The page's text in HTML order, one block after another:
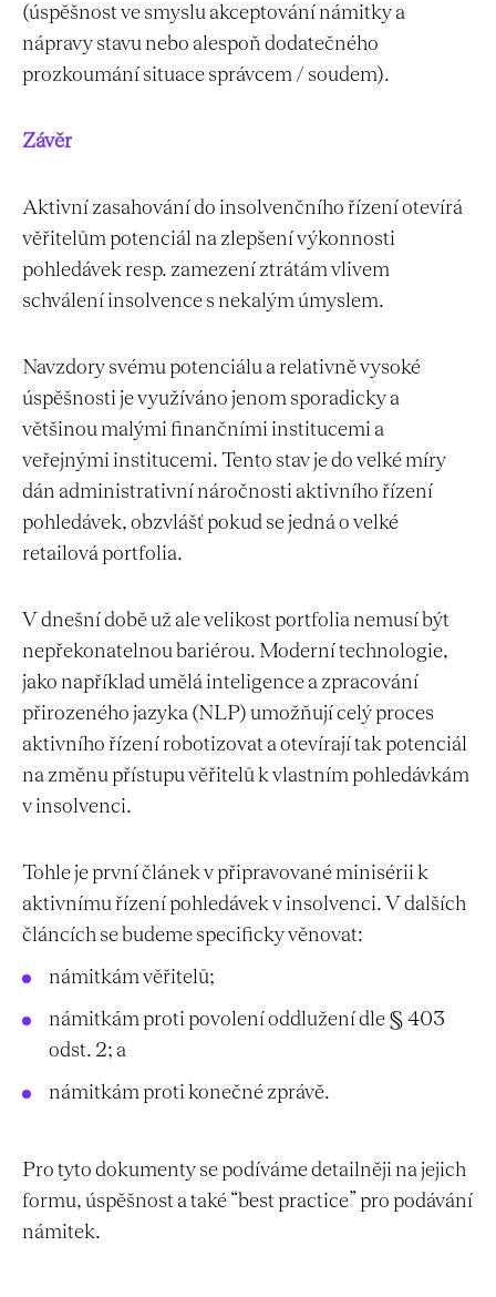
(úspěšnost ve smyslu akceptování námitky a
nápravy stavu nebo alespoň dodatečného
prozkoumání situace správcem / soudem).
Závěr
Aktivní zasahování do insolvenčního řízení otevírá
věřitelům potenciál na zlepšení výkonnosti
pohledávek resp. zamezení ztrátám vlivem
schválení insolvence s nekalým úmyslem.
Navzdory svému potenciálu a relativně vysoké
úspěšnosti je využíváno jenom sporadicky a
většinou malými finančními institucemi a
veřejnými institucemi. Tento stav je do velké míry
dán administrativní náročnosti aktivního řízení
pohledávek, obzvlášť pokud se jedná o velké
retailová portfolia.
V dnešní době už ale velikost portfolia nemusí být
nepřekonatelnou bariérou. Moderní technologie,
jako například umělá inteligence a zpracování
přirozeného jazyka (NLP) umožňují celý proces
aktivního řízení robotizovat a otevírají tak potenciál
na změnu přístupu věřitelů k vlastním pohledávkám
v insolvenci.
Tohle je první článek v připravované minisérii k
aktivnímu řízení pohledávek v insolvenci. V dalších
článcích se budeme specificky věnovat:
námitkám věřitelů;
námitkám proti povolení oddlužení dle § 403
odst. 2; a
námitkám proti konečné zprávě.
Pro tyto dokumenty se podíváme detailněji na jejich
formu, úspěšnost a také “best practice” pro podávání
námitek.